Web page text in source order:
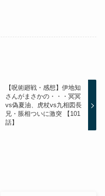
【呪術廻戦・感想】伊地知
さんがまさかの・・・冥冥
vs偽夏油、虎杖vs九相図長
兄・脹相ついに激突 【101
話】